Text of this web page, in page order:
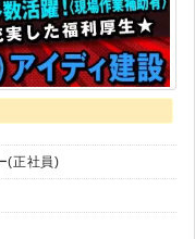
(正社員)